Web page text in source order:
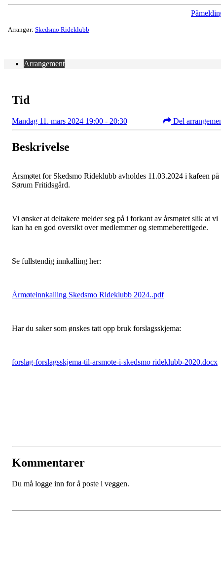
Arrangør: Skedsmo Rideklubb
Arrangement
Tid
Mandag 11. mars 2024 19:00 - 20:30 Del
Beskrivelse
Årsmøtet for Skedsmo Rideklubb avholdes 11.03.2024 i kafeen på
Sørum Fritidsgård.
Vi ønsker at deltakere melder seg på i forkant av årsmøtet slik at vi
kan ha en god oversikt over medlemmer og stemmeberettigede.
Se fullstendig innkalling her:
Årmøteinnkalling Skedsmo Rideklubb 2024..pdf
Har du saker som ønskes tatt opp bruk forslagsskjema:
forslag-forslagsskjema-til-arsmote-i-skedsmo rideklubb-2020.docx
Kommentarer
Du må logge inn for å poste i veggen.